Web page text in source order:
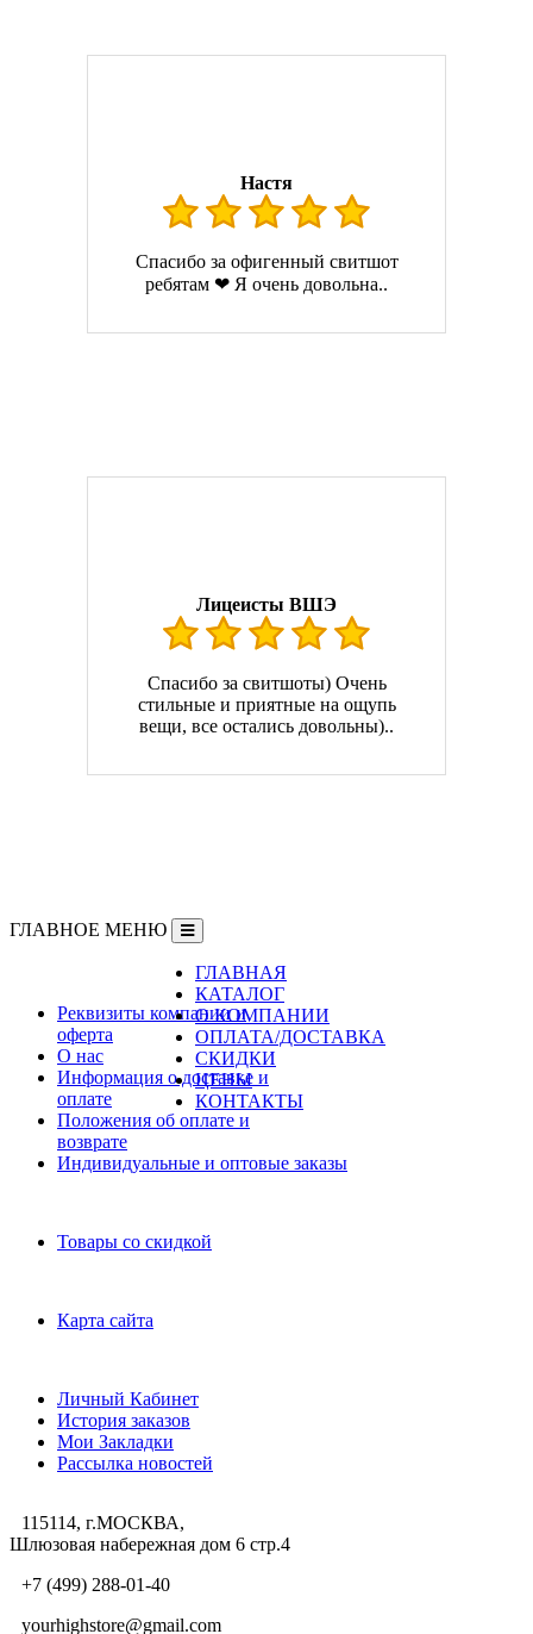
Настя
Спасибо за офигенный свитшот
ребятам ❤ Я очень довольна..
Лицеисты ВШЭ
Спасибо за свитшоты) Очень
стильные и приятные на ощупь
вещи, все остались довольны)..
ГЛАВНОЕ МЕНЮ
ГЛАВНАЯ
КАТАЛОГ
О КОМПАНИИ
ОПЛАТА/ДОСТАВКА
СКИДКИ
ЦЕНЫ
КОНТАКТЫ
Реквизиты компании и
оферта
О нас
Информация о доставке и
оплате
Положения об оплате и
возврате
Индивидуальные и оптовые заказы
Товары со скидкой
Карта сайта
Личный Кабинет
История заказов
Мои Закладки
Рассылка новостей
115114, г.МОСКВА,
Шлюзовая набережная дом 6 стр.4
+7 (499) 288-01-40
yourhighstore@gmail.com